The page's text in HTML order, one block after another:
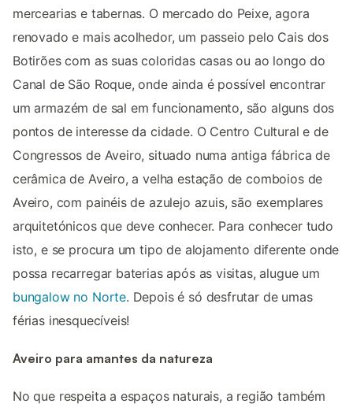
mercearias e tabernas. O mercado do Peixe, agora
renovado e mais acolhedor, um passeio pelo Cais dos
Botirões com as suas coloridas casas ou ao longo do
Canal de São Roque, onde ainda é possível encontrar
um armazém de sal em funcionamento, são alguns dos
pontos de interesse da cidade. O Centro Cultural e de
Congressos de Aveiro, situado numa antiga fábrica de
cerâmica de Aveiro, a velha estação de comboios de
Aveiro, com painéis de azulejo azuis, são exemplares
arquitetónicos que deve conhecer. Para conhecer tudo
isto, e se procura um tipo de alojamento diferente onde
possa recarregar baterias após as visitas, alugue um
bungalow no Norte. Depois é só desfrutar de umas
férias inesquecíveis!
Aveiro para amantes da natureza
No que respeita a espaços naturais, a região também